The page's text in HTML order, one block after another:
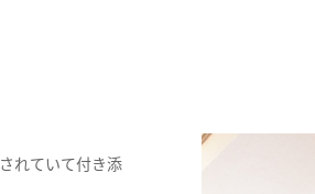
れていて付き添